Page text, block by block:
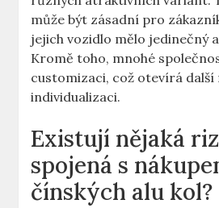
může být zásadní pro
jejich vozidlo mělo jedinečný
Kromě toho, mnohé
customizaci, což otevírá
individualizaci.
Existují nějaká
spojená s
čínských alu kol?